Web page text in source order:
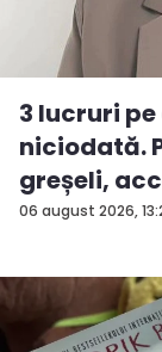
06 august 2026,
3 lucruri
niciodată.
greșeli,